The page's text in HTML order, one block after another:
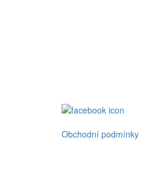
Obchodní podmínky